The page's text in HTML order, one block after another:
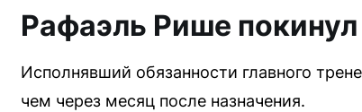
Рафаэль Рише
Исполнявший обязанности главного
чем через месяц после назначения.